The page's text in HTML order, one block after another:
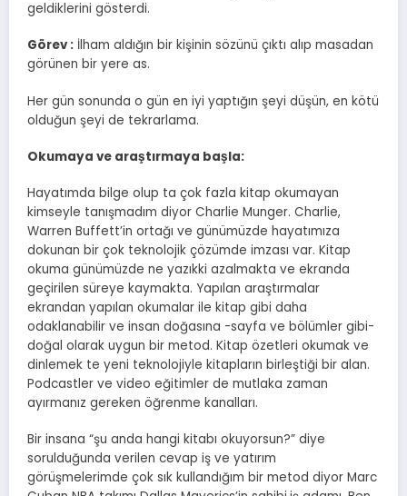
geldiklerini gösterdi.
Görev : İlham aldığın bir kişinin sözünü çıktı alıp masadan
görünen bir yere as.
Her gün sonunda o gün en iyi yaptığın şeyi düşün, en kötü
olduğun şeyi de tekrarlama.
Okumaya ve araştırmaya başla:
Hayatımda bilge olup ta çok fazla kitap okumayan
kimseyle tanışmadım diyor Charlie Munger. Charlie,
Warren Buffett’in ortağı ve günümüzde hayatımıza
dokunan bir çok teknolojik çözümde imzası var. Kitap
okuma günümüzde ne yazıkki azalmakta ve ekranda
geçirilen süreye kaymakta. Yapılan araştırmalar
ekrandan yapılan okumalar ile kitap gibi daha
odaklanabilir ve insan doğasına -sayfa ve bölümler gibi-
doğal olarak uygun bir metod. Kitap özetleri okumak ve
dinlemek te yeni teknolojiyle kitapların birleştiği bir alan.
Podcastler ve video eğitimler de mutlaka zaman
ayırmanız gereken öğrenme kanalları.
Bir insana “şu anda hangi kitabı okuyorsun?” diye
sorulduğunda verilen cevap iş ve yatırım
görüşmelerimde çok sık kullandığım bir metod diyor Marc